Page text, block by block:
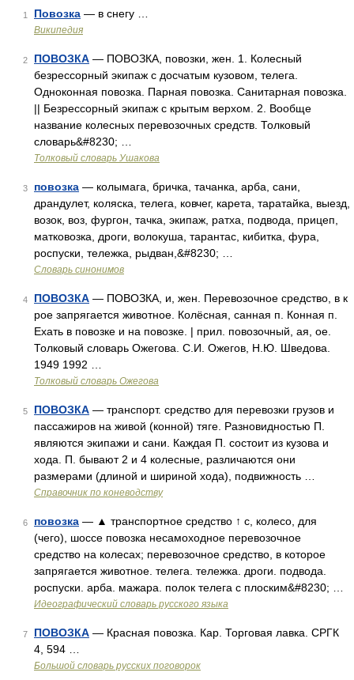
1 Повозка — в снегу …
Википедия
2 ПОВОЗКА — ПОВОЗКА, повозки, жен. 1. Колесный
безрессорный экипаж с досчатым кузовом, телега.
Одноконная повозка. Парная повозка. Санитарная повозка.
|| Безрессорный экипаж с крытым верхом. 2. Вообще
название колесных перевозочных средств. Толковый
словарь&#8230; …
Толковый словарь Ушакова
3 повозка — колымага, бричка, тачанка, арба, сани,
драндулет, коляска, телега, ковчег, карета, таратайка, выезд,
возок, воз, фургон, тачка, экипаж, ратха, подвода, прицеп,
матковозка, дроги, волокуша, тарантас, кибитка, фура,
роспуски, тележка, рыдван,&#8230; …
Словарь синонимов
4 ПОВОЗКА — ПОВОЗКА, и, жен. Перевозочное средство, в к
рое запрягается животное. Колёсная, санная п. Конная п.
Ехать в повозке и на повозке. | прил. повозочный, ая, ое.
Толковый словарь Ожегова. С.И. Ожегов, Н.Ю. Шведова.
1949 1992 …
Толковый словарь Ожегова
5 ПОВОЗКА — транспорт. средство для перевозки грузов и
пассажиров на живой (конной) тяге. Разновидностью П.
являются экипажи и сани. Каждая П. состоит из кузова и
хода. П. бывают 2 и 4 колесные, различаются они
размерами (длиной и шириной хода), подвижность …
Справочник по коневодству
6 повозка — ▲ транспортное средство ↑ с, колесо, для
(чего), шоссе повозка несамоходное перевозочное
средство на колесах; перевозочное средство, в которое
запрягается животное. телега. тележка. дроги. подвода.
роспуски. арба. мажара. полок телега с плоским&#8230; …
Идеографический словарь русского языка
7 ПОВОЗКА — Красная повозка. Кар. Торговая лавка. СРГК
4, 594 …
Большой словарь русских поговорок